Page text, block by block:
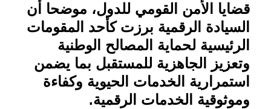
قضايا الأمن القومي للدول، موضحا أن
السيادة الرقمية برزت كأحد المقومات
الرئيسية لحماية المصالح الوطنية
وتعزيز الجاهزية للمستقبل بما يضمن
استمرارية الخدمات الحيوية وكفاءة
وموثوقية الخدمات الرقمية.